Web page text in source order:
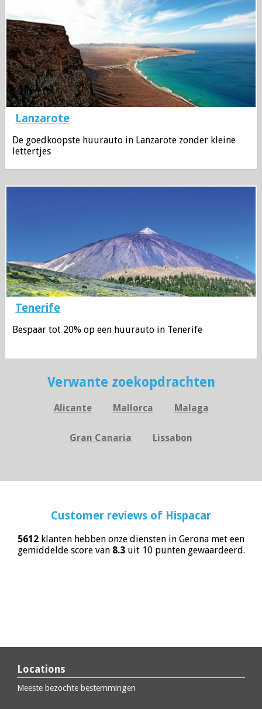
Lanzarote
De goedkoopste huurauto in Lanzarote zonder kleine
lettertjes
Tenerife
Bespaar tot 20% op een huurauto in Tenerife
Verwante zoekopdrachten
Alicante Mallorca Malaga
Gran Canaria Lissabon
Customer reviews of Hispacar
5612 klanten hebben onze diensten in Gerona met een
gemiddelde score van 8.3uit 10 punten gewaardeerd.
Locations
Meeste bezochte bestemmingen